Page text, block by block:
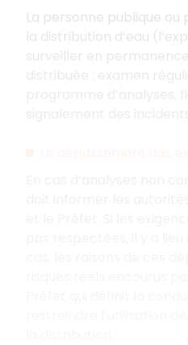
La personne publique
la distribution d’eau